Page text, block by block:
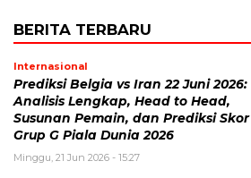
BERITA TERBARU
Internasional
Prediksi Belgia vs Iran 22 Juni 2026:
Analisis Lengkap, Head to Head,
Susunan Pemain, dan Prediksi Skor
Grup G Piala Dunia 2026
Minggu, 21 Jun 2026 - 15:27